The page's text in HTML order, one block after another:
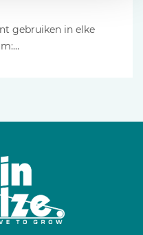
gebruiken in elke